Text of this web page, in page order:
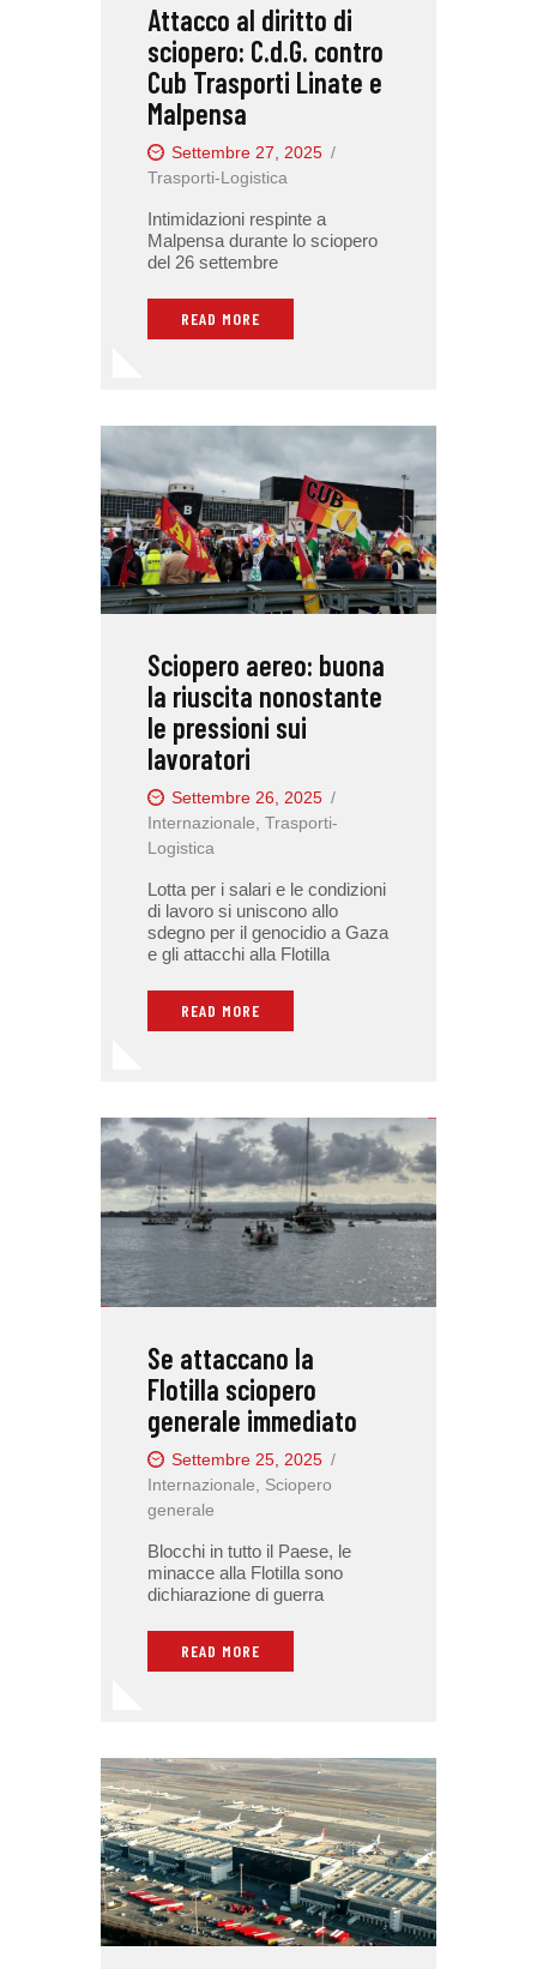
Attacco al diritto di
sciopero: C.d.G. contro
Cub Trasporti Linate e
Malpensa
Settembre 27, 2025
Trasporti-Logistica
Intimidazioni respinte a
Malpensa durante lo sciopero
del 26 settembre
READ MORE
Sciopero aereo: buona
la riuscita nonostante
le pressioni sui
lavoratori
Settembre 26, 2025
Internazionale, Trasporti-
Logistica
Lotta per i salari e le condizioni
di lavoro si uniscono allo
sdegno per il genocidio a Gaza
e gli attacchi alla Flotilla
READ MORE
Se attaccano la
Flotilla sciopero
generale immediato
Settembre 25, 2025
Internazionale
Sciopero
generale
Blocchi in tutto il Paese, le
minacce alla Flotilla sono
dichiarazione di guerra
READ MORE